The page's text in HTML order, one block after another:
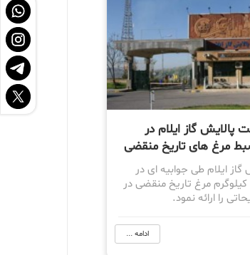
گاز ایلام در
های تاریخ منقضی
ایلام طی جوابیه ای در
خصوص کشف و ضبط ۳۰۰ کیلوگرم مرغ تاریخ منقضی در
را ارائه نمود.
ادامه ...